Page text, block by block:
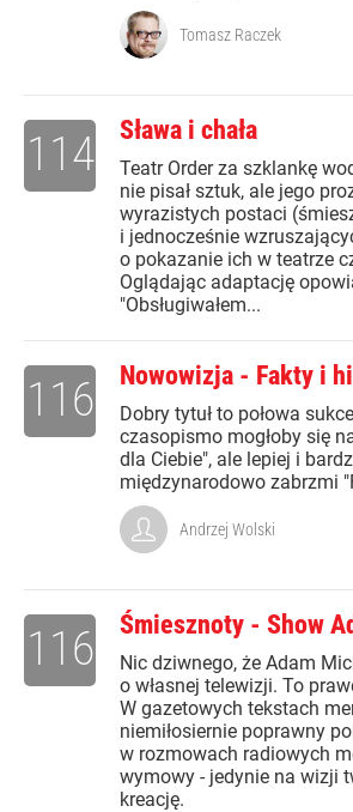
Tomasz Raczek
Sława i chała
Teatr Order za szklankę
nie pisał sztuk, ale jego
wyrazistych postaci
i jednocześnie
o pokazanie ich w teatrze
Oglądając adaptację
"Obsługiwałem...
114
Nowowizja - Fakty i
Dobry tytuł to połowa
czasopismo mogłoby się
dla Ciebie", ale lepiej i
międzynarodowo zabrzmi
116
Andrzej Wolski
Śmiesznoty - Show
Nic dziwnego, że Adam
o własnej telewizji. To
W gazetowych tekstach
niemiłosiernie poprawny
w rozmowach radiowych
wymowy - jedynie na wizji
kreację.
116